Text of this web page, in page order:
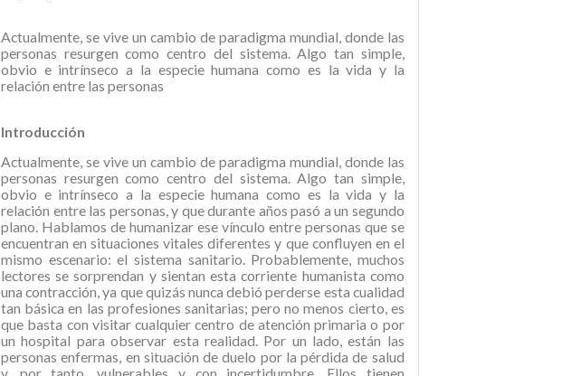
Actualmente, se vive un cambio de paradigma mundial, donde las
personas resurgen como centro del sistema. Algo tan simple,
obvio e intrínseco a la especie humana como es la vida y la
relación entre las personas
Introducción
Actualmente, se vive un cambio de paradigma mundial, donde las
personas resurgen como centro del sistema. Algo tan simple,
obvio e intrínseco a la especie humana como es la vida y la
relación entre las personas, y que durante años pasó a un segundo
plano. Hablamos de humanizar ese vínculo entre personas que se
encuentran en situaciones vitales diferentes y que confluyen en el
mismo escenario: el sistema sanitario. Probablemente, muchos
lectores se sorprendan y sientan esta corriente humanista como
una contracción, ya que quizás nunca debió perderse esta cualidad
tan básica en las profesiones sanitarias; pero no menos cierto, es
que basta con visitar cualquier centro de atención primaria o por
un hospital para observar esta realidad. Por un lado, están las
personas enfermas, en situación de duelo por la pérdida de salud
y, por tanto, vulnerables y con incertidumbre. Ellos tienen